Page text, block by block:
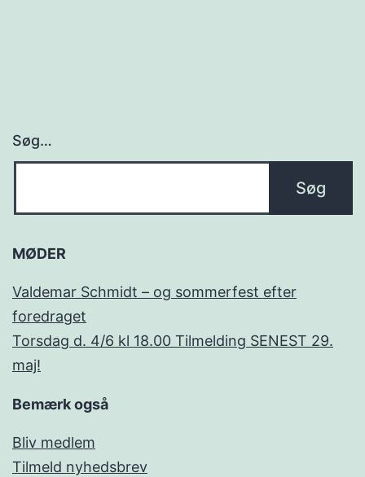
Søg…
MØDER
Valdemar Schmidt – og sommerfest efter
foredraget
Torsdag d. 4/6 kl 18.00 Tilmelding SENEST 29.
maj!
Bemærk også
Bliv medlem
Tilmeld nyhedsbrev